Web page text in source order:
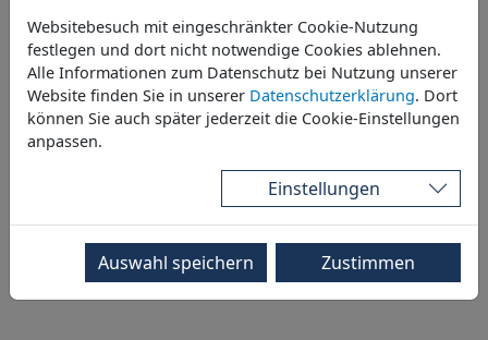
Technische Sammlungen Dresden
Förderverein Technische Sammlungen Dresden
Websitebesuch mit eingeschränkter Cookie-Nutzung
festlegen und dort nicht notwendige Cookies ablehnen.
Alle Informationen zum Datenschutz bei Nutzung unserer
Website finden Sie in unserer Datenschutzerklärung. Dort
können Sie auch später jederzeit die Cookie-Einstellungen
anpassen.
Einstellungen
Auswahl speichern Zustimmen